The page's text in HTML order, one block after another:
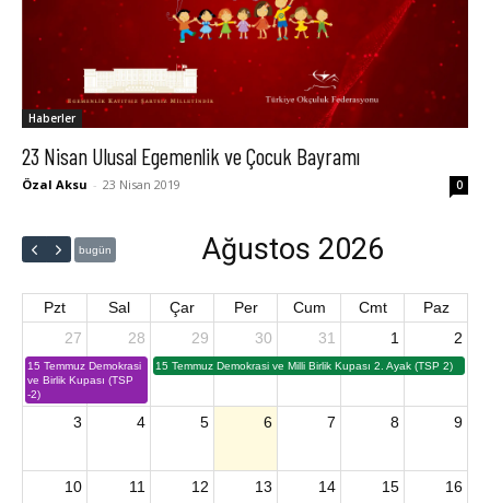
Haberler
23 Nisan Ulusal Egemenlik ve Çocuk Bayramı
Özal Aksu - 23 Nisan 2019 0
bugün Ağustos 2026
Pzt Sal Çar Per Cum Cmt
Paz
27
15 Temmuz Demokrasi
ve Birlik Kupası (TSP
-2)
28 29
15 Temmuz Demokrasi ve Milli Birlik Kupası 2. Ayak (TSP 2)
30 31 1 2
3 4 5 6 7 8 9
10 11 12 13 14 15 16